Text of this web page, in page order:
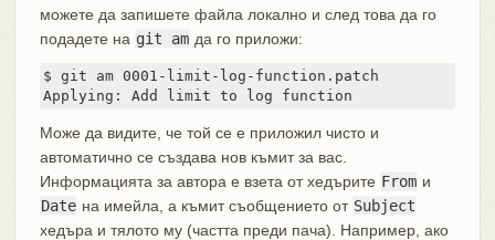
можете да запишете файла локално и след това да го
подадете на git am да го приложи:
$ git am 0001-limit-log-function.patch
Applying: Add limit to log function
Може да видите, че той се е приложил чисто и
автоматично се създава нов къмит за вас.
Информацията за автора е взета от хедърите From и
Date на имейла, а къмит съобщението от Subject
хедъра и тялото му (частта преди пача). Например, ако